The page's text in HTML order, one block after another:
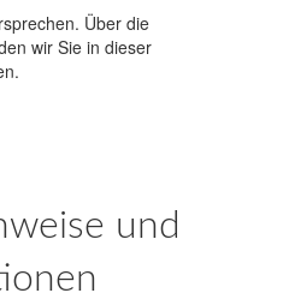
Über die
wir Sie in dieser
und